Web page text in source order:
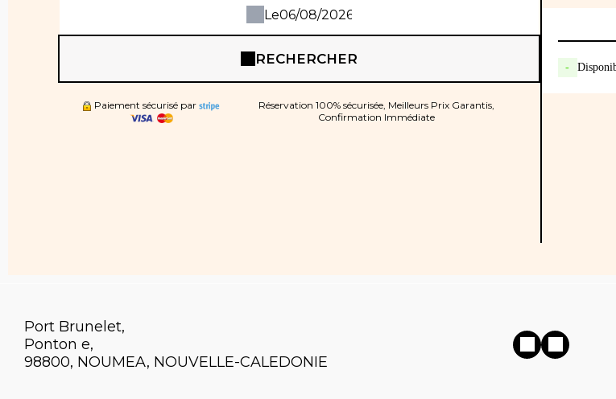
Le
RECHERCHER
Réservation 100% sécurisée, Meilleurs Prix Garantis,
Confirmation Immédiate
Paiement sécurisé par
-
Port Brunelet,
Ponton e,
98800, NOUMEA, NOUVELLE-CALEDONIE